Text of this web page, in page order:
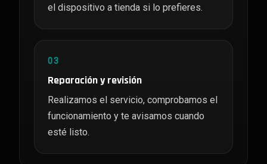
el dispositivo a tienda si lo prefieres.
03
Reparación y revisión
Realizamos el servicio, comprobamos el
funcionamiento y te avisamos cuando
esté listo.